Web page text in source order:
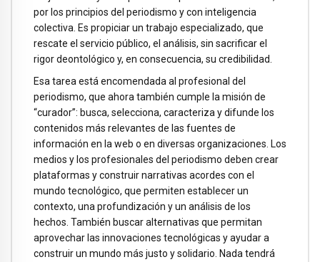
por los principios del periodismo y con inteligencia
colectiva. Es propiciar un trabajo especializado, que
rescate el servicio público, el análisis, sin sacrificar el
rigor deontológico y, en consecuencia, su credibilidad.
Esa tarea está encomendada al profesional del
periodismo, que ahora también cumple la misión de
“curador”: busca, selecciona, caracteriza y difunde los
contenidos más relevantes de las fuentes de
información en la web o en diversas organizaciones. Los
medios y los profesionales del periodismo deben crear
plataformas y construir narrativas acordes con el
mundo tecnológico, que permiten establecer un
contexto, una profundización y un análisis de los
hechos. También buscar alternativas que permitan
aprovechar las innovaciones tecnológicas y ayudar a
construir un mundo más justo y solidario. Nada tendrá